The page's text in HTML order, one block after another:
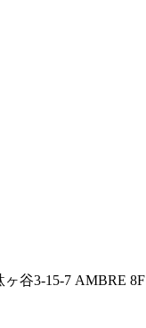
谷3-15-7 AMBRE 8F